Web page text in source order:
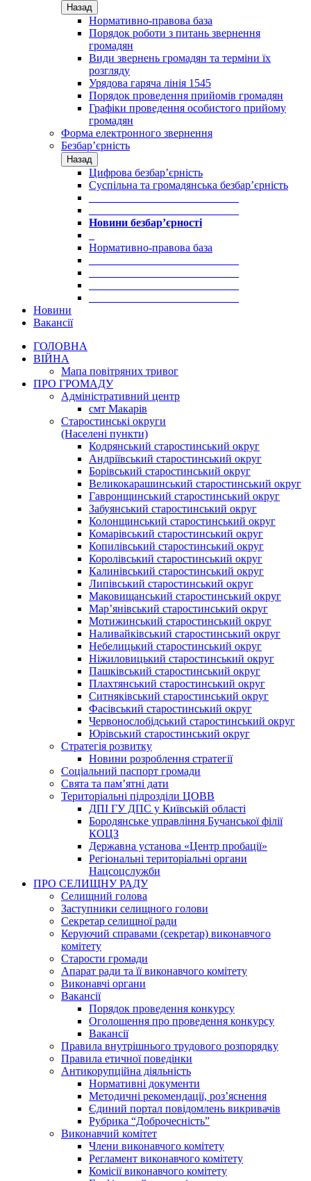
Назад
Нормативно-правова база
Порядок роботи з питань звернення
громадян
Види звернень громадян та терміни їх
розгляду
Урядова гаряча лінія 1545
Порядок проведення прийомів громадян
Графіки проведення особистого прийому
громадян
Форма електронного звернення
Безбар’єрність
Назад
Цифрова безбар’єрність
Суспільна та громадянська безбар’єрність
Новини безбар’єрності
Нормативно-правова база
Новини
Вакансії
ГОЛОВНА
ВІЙНА
Мапа повітряних тривог
ПРО ГРОМАДУ
Aдміністративний центр
смт Макарів
Старостинські округи
(Населені пункти)
Кодрянський старостинський округ
Андріївський старостинський округ
Борівський старостинський округ
Великокарашинський старостинський округ
Гавронщинський старостинський округ
Забуянський старостинський округ
Колонщинський старостинський округ
Комарівський старостинський округ
Копилівський старостинський округ
Королівський старостинський округ
Калинівський старостинський округ
Липівський старостинський округ
Маковищанський старостинський округ
Мар’янівський старостинський округ
Мотижинський старостинський округ
Наливайківський старостинський округ
Небелицький старостинський округ
Ніжиловицький старостинський округ
Пашківський старостинський округ
Плахтянський старостинський округ
Ситняківський старостинський округ
Фасівський старостинський округ
Червонослобідський старостинський округ
Юрівський старостинський округ
Стратегія розвитку
Новини розроблення стратегії
Соціальний паспорт громади
Свята та пам’ятні дати
Територіальні підрозділи ЦОВВ
ДПІ ГУ ДПС у Київській області
Бородянське управління Бучанської філії
КОЦЗ
Державна установа «Центр пробації»
Регіональні територіальні органи
Нацсоцслужби
ПРО СЕЛИЩНУ РАДУ
Селищний голова
Заступники селищного голови
Секретар селищної ради
Керуючий справами (секретар) виконавчого
комітету
Старости громади
Апарат ради та її виконавчого комітету
Виконавчі органи
Вакансії
Порядок проведення конкурсу
Оголошення про проведення конкурсу
Вакансії
Правила внутрішнього трудового розпорядку
Правила етичної поведінки
Антикорупційна діяльність
Нормативні документи
Методичні рекомендації, роз’яснення
Єдиний портал повідомлень викривачів
Рубрика “Доброчесність”
Виконавчий комітет
Члени виконавчого комітету
Регламент виконавчого комітету
Комісії виконавчого комітету